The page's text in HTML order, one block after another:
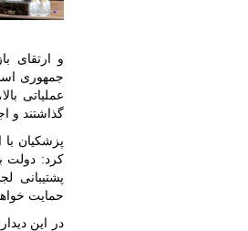
و ارتقای
جمهوری
عملیاتی
گذاشتند و
پزشکیان
کرد: دولت
پشتیبانی
حمایت
در این